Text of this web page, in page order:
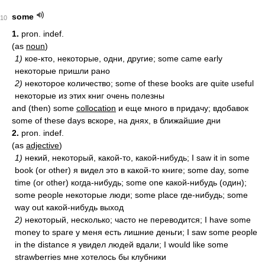
10
some
1. pron. indef.
(as noun)
1) кое-кто, некоторые, одни, другие; some came early
некоторые пришли рано
2) некоторое количество; some of these books are quite useful
некоторые из этих книг очень полезны
and (then) some collocation и еще много в придачу; вдобавок
some of these days вскоре, на днях, в ближайшие дни
2. pron. indef.
(as adjective)
1) некий, некоторый, какой-то, какой-нибудь; I saw it in some
book (or other) я видел это в какой-то книге; some day, some
time (or other) когда-нибудь; some one какой-нибудь (один);
some people некоторые люди; some place где-нибудь; some
way out какой-нибудь выход
2) некоторый, несколько; часто не переводится; I have some
money to spare у меня есть лишние деньги; I saw some people
in the distance я увидел людей вдали; I would like some
strawberries мне хотелось бы клубники